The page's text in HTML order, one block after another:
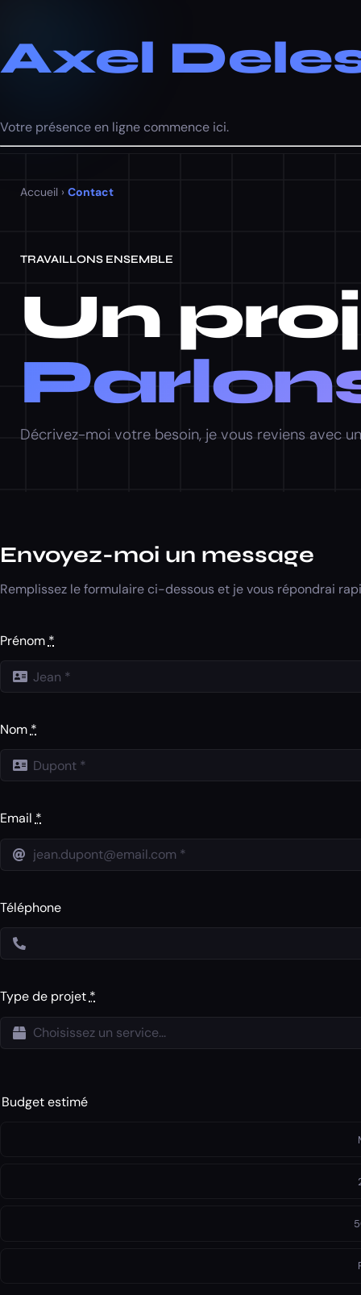
Axel
Votre présence en ligne commence ici.
Accueil › Contact
TRAVAILLONS ENSEMBLE
Un
Décrivez-moi votre besoin, je vous reviens avec
Envoyez-moi un message
Remplissez le formulaire ci-dessous et je vous répondrai
Prénom *
Nom *
Email*
Téléphone
Type de projet*
Budget estimé